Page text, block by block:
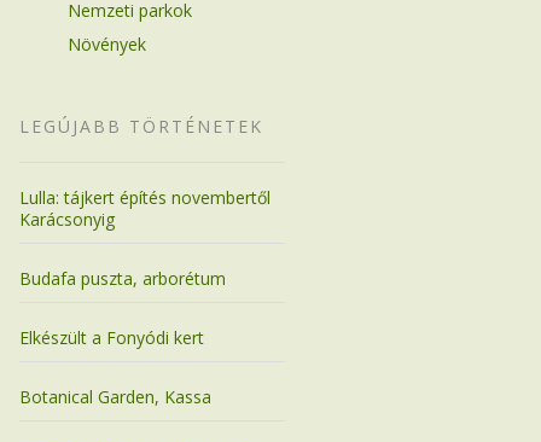
Nemzeti parkok
Növények
LEGÚJABB TÖRTÉNETEK
Lulla: tájkert építés novembertől
Karácsonyig
Budafa puszta, arborétum
Elkészült a Fonyódi kert
Botanical Garden, Kassa